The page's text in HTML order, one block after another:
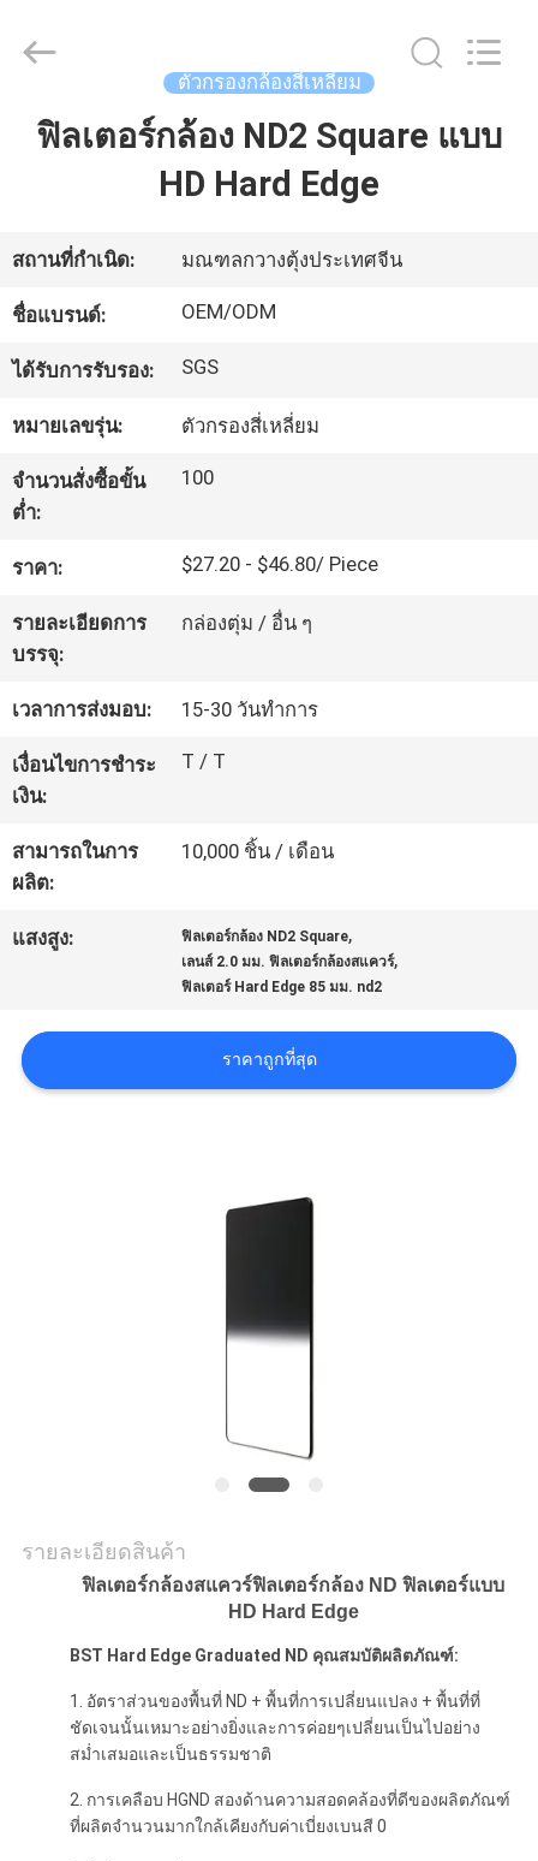
บ้าน
เกี่ยว
กับ
เรา
ทัวร์
โรงงาน
ควบคุม
คุณภาพ
ติดต่อ
เรา
ขอ
เสนอ
Bright
Shadow
Reserved.
ตัวกรองกล้องสี่เหลี่ยม
ฟิลเตอร์กล้อง ND2 Square แบบ
HD Hard Edge
สถานที่กำเนิด: มณฑลกวางตุ้งประเทศจีน
ชื่อแบรนด์: OEM/ODM
ได้รับการรับรอง: SGS
หมายเลขรุ่น: ตัวกรองสี่เหลี่ยม
จำนวนสั่งซื้อขั้น
ต่ำ:
100
ราคา: $27.20 - $46.80/ Piece
รายละเอียดการ
บรรจุ:
กล่องตุ่ม / อื่น ๆ
เวลาการส่งมอบ: 15-30 วันทำการ
เงื่อนไขการชำระ
เงิน:
T / T
สามารถในการ
ผลิต:
10,000 ชิ้น / เดือน
แสงสูง: ฟิลเตอร์กล้อง ND2 Square,
เลนส์ 2.0 มม. ฟิลเตอร์กล้องสแควร์,
ฟิลเตอร์ Hard Edge 85 มม. nd2
ราคาถูกที่สุด
รายละเอียดสินค้า
ฟิลเตอร์กล้องสแควร์ฟิลเตอร์กล้อง ND ฟิลเตอร์แบบ
HD Hard Edge
BST Hard Edge Graduated ND คุณสมบัติผลิตภัณฑ์:
1. อัตราส่วนของพื้นที่ ND + พื้นที่การเปลี่ยนแปลง + พื้นที่ที่
ชัดเจนนั้นเหมาะอย่างยิ่งและการค่อยๆเปลี่ยนเป็นไปอย่าง
สม่ำเสมอและเป็นธรรมชาติ
2. การเคลือบ HGND สองด้านความสอดคล้องที่ดีของผลิตภัณฑ์
ที่ผลิตจำนวนมากใกล้เคียงกับค่าเบี่ยงเบนสี 0